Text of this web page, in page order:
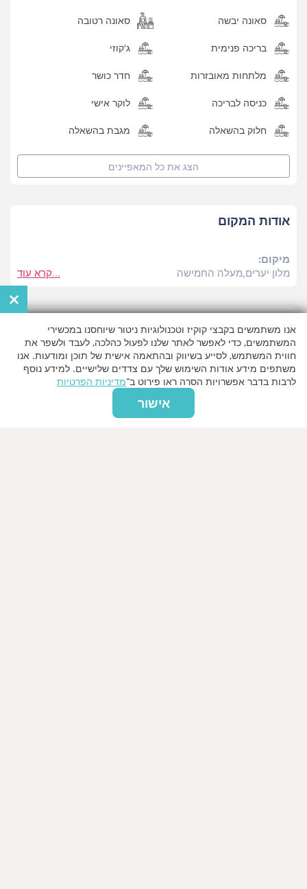
סאונה יבשה סאונה רטובה
בריכה פנימית ג'קוזי
מלתחות מאובזרות חדר כושר
כניסה לבריכה לוקר אישי
חלוק בהשאלה מגבת בהשאלה
הצג את כל המאפיינים
אודות המקום
מיקום:
מלון יערים,מעלה החמישה
קרא עוד
יום ראשון
09:00 - 19:00
יום שני
09:00 - 19:00
יום שלישי
09:00 - 19:00
×
אנו משתמשים בקבצי קוקיז וטכנולוגיות ניטור שיוחסנו במכשירי
המשתמשים, כדי לאפשר לאתר שלנו לפעול כהלכה, לעבד ולשפר את
חווית המשתמש, לסייע בשיווק ובהתאמה אישית של תוכן ומודעות. אנו
משתפים מידע אודות השימוש שלך עם צדדים שלישיים. למידע נוסף
לרבות בדבר אפשרויות הסרה ראו פירוט ב־מדיניות הפרטיות
אישור